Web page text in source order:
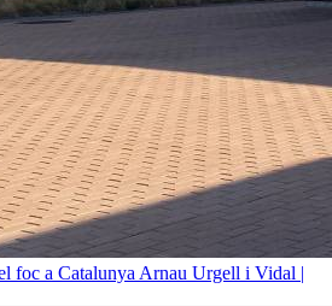
foc a Catalunya Arnau Urgell i Vidal |